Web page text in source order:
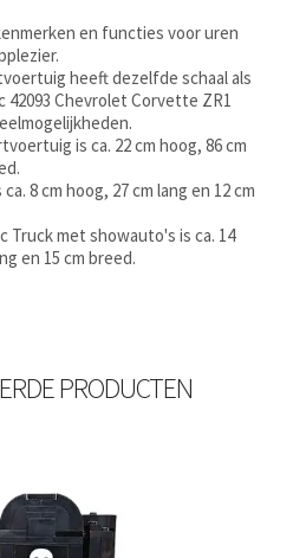
en functies voor uren
heeft dezelfde schaal als
42093 Chevrolet Corvette ZR1
is ca. 22 cm hoog, 86 cm
8 cm hoog, 27 cm lang en 12 cm
Truck met showauto's is ca. 14
en 15 cm breed.
PRODUCTEN